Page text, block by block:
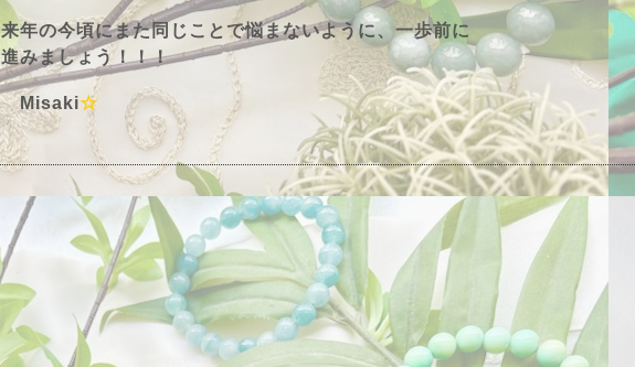
来年の今頃にまた同じことで悩まないように、一歩前に
進みましょう！！！
Misaki☆